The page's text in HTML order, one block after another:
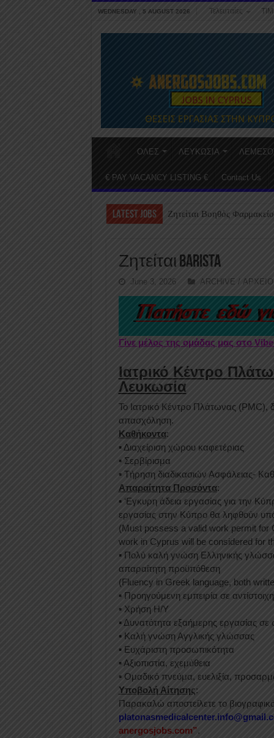
WEDNESDAY , 5 AUGUST 2026 Τελευταίες
ΟΛΕΣ ΛΕΥΚΩΣΙΑ
€ PAY VACANCY LISTING € Contact Us
LATEST JOBS Ζητείται Βοηθός
Ζητείται Barista
June 3, 2026 ARCHIVE / ΑΡΧΕΙΟ
Γίνε μέλος της ομάδας μας στο
Ιατρικό Κέντρο
Λευκωσία
Το Ιατρικό Κέντρο Πλάτωνας (PMC),
απασχόληση.
Καθήκοντα:
▪︎Διαχείριση χώρου καφετέριας
▪︎ Σερβίρισμα
▪︎Τήρηση διαδικασιών Ασφάλειας-
Απαραίτητα Προσόντα:
▪︎‘Εγκυρη άδεια εργασίας για την
εργασίας στην Κύπρο θα ληφθούν
(Must possess a valid work permit for
work in Cyprus will be considered for
▪︎Πολύ καλή γνώση Ελληνικής
απαραίτητη προϋπόθεση
(Fluency in Greek language, both
▪︎ Προηγούμενη εμπειρία σε
▪︎Χρήση Η/Υ
▪︎Δυνατότητα εξαήμερης εργασίας
▪︎Καλή γνώση Αγγλικής γλώσσας
▪︎Ευχάριστη προσωπικότητα
▪︎ Αξιοπιστία, εχεμύθεια
▪︎Ομαδικό πνεύμα, ευελιξία,
Υποβολή Αίτησης:
Παρακαλώ αποστείλετε το
anergosjobs.com”.